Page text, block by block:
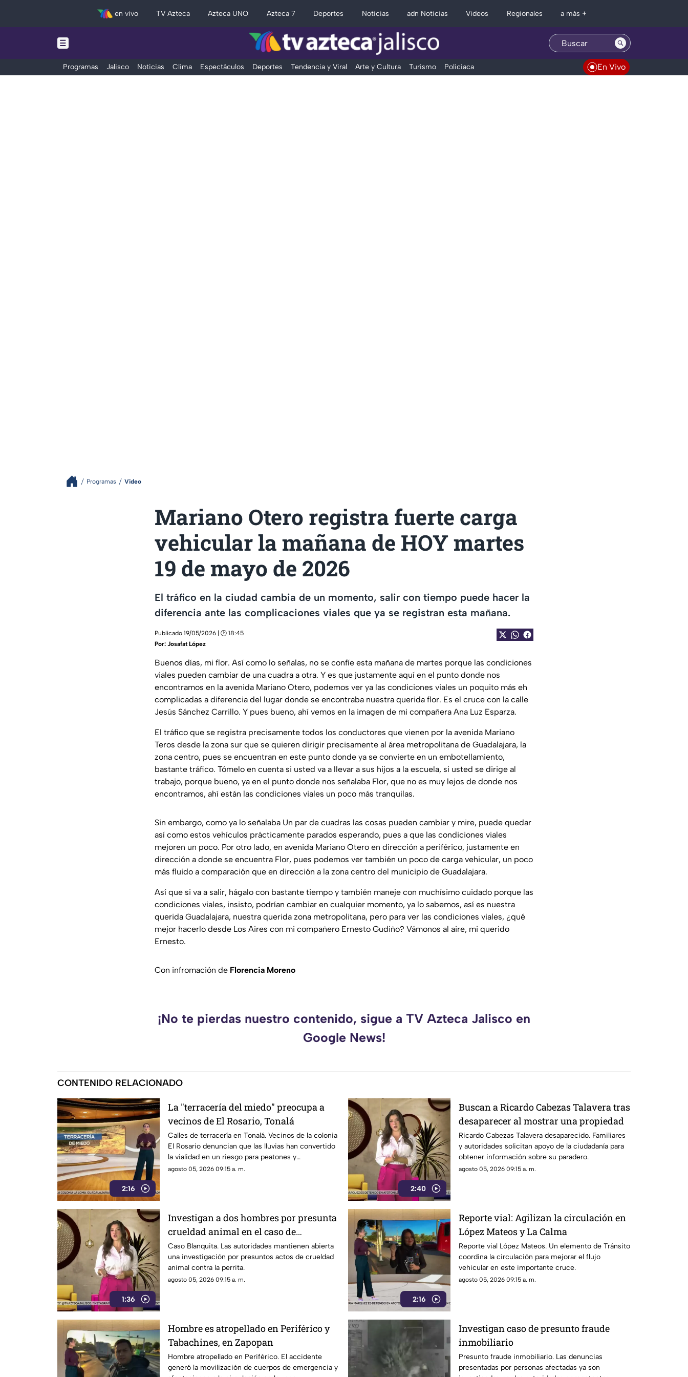
en vivo TV Azteca Azteca UNO Azteca 7 Deportes Noticias adn Noticias Videos Regionales a más +
Programas Jalisco Noticias Clima Espectáculos Deportes Tendencia y Viral Arte y Cultura Turismo Policiaca En Vivo
Programas Video
Mariano Otero registra fuerte carga
vehicular la mañana de HOY martes
19 de mayo de 2026
El tráfico en la ciudad cambia de un momento, salir con tiempo puede hacer la
diferencia ante las complicaciones viales que ya se registran esta mañana.
Publicado 19/05/2026 | 🕑 18:45
Por: Josafat López
Buenos días, mi flor. Así como lo señalas, no se confíe esta mañana de martes porque las condiciones
viales pueden cambiar de una cuadra a otra. Y es que justamente aquí en el punto donde nos
encontramos en la avenida Mariano Otero, podemos ver ya las condiciones viales un poquito más eh
complicadas a diferencia del lugar donde se encontraba nuestra querida flor. Es el cruce con la calle
Jesús Sánchez Carrillo. Y pues bueno, ahí vemos en la imagen de mi compañera Ana Luz Esparza.
El tráfico que se registra precisamente todos los conductores que vienen por la avenida Mariano
Teros desde la zona sur que se quieren dirigir precisamente al área metropolitana de Guadalajara, la
zona centro, pues se encuentran en este punto donde ya se convierte en un embotellamiento,
bastante tráfico. Tómelo en cuenta si usted va a llevar a sus hijos a la escuela, si usted se dirige al
trabajo, porque bueno, ya en el punto donde nos señalaba Flor, que no es muy lejos de donde nos
encontramos, ahí están las condiciones viales un poco más tranquilas.
Sin embargo, como ya lo señalaba Un par de cuadras las cosas pueden cambiar y mire, puede quedar
así como estos vehículos prácticamente parados esperando, pues a que las condiciones viales
mejoren un poco. Por otro lado, en avenida Mariano Otero en dirección a periférico, justamente en
dirección a donde se encuentra Flor, pues podemos ver también un poco de carga vehicular, un poco
más fluido a comparación que en dirección a la zona centro del municipio de Guadalajara.
Así que si va a salir, hágalo con bastante tiempo y también maneje con muchísimo cuidado porque las
condiciones viales, insisto, podrían cambiar en cualquier momento, ya lo sabemos, así es nuestra
querida Guadalajara, nuestra querida zona metropolitana, pero para ver las condiciones viales, ¿qué
mejor hacerlo desde Los Aires con mi compañero Ernesto Gudiño? Vámonos al aire, mi querido
Ernesto.
Con infromación de Florencia Moreno
¡No te pierdas nuestro contenido, sigue a TV Azteca Jalisco en
Google News!
CONTENIDO RELACIONADO
2:16
La "terracería del miedo" preocupa a
vecinos de El Rosario, Tonalá
Calles de terracería en Tonalá. Vecinos de la colonia
El Rosario denuncian que las lluvias han convertido
la vialidad en un riesgo para peatones y
automovilistas
agosto 05, 2026 09:15 a. m.
2:40
Buscan a Ricardo Cabezas Talavera tras
desaparecer al mostrar una propiedad
Ricardo Cabezas Talavera desaparecido. Familiares
y autoridades solicitan apoyo de la ciudadanía para
obtener información sobre su paradero.
agosto 05, 2026 09:15 a. m.
1:36
Investigan a dos hombres por presunta
crueldad animal en el caso de
Blanquita
Caso Blanquita. Las autoridades mantienen abierta
una investigación por presuntos actos de crueldad
animal contra la perrita.
agosto 05, 2026 09:15 a. m.
2:16
Reporte vial: Agilizan la circulación en
López Mateos y La Calma
Reporte vial López Mateos. Un elemento de Tránsito
coordina la circulación para mejorar el flujo
vehicular en este importante cruce.
agosto 05, 2026 09:15 a. m.
Hombre es atropellado en Periférico y
Tabachines, en Zapopan
Hombre atropellado en Periférico. El accidente
generó la movilización de cuerpos de emergencia y
Investigan caso de presunto fraude
inmobiliario
Presunto fraude inmobiliario. Las denuncias
presentadas por personas afectadas ya son